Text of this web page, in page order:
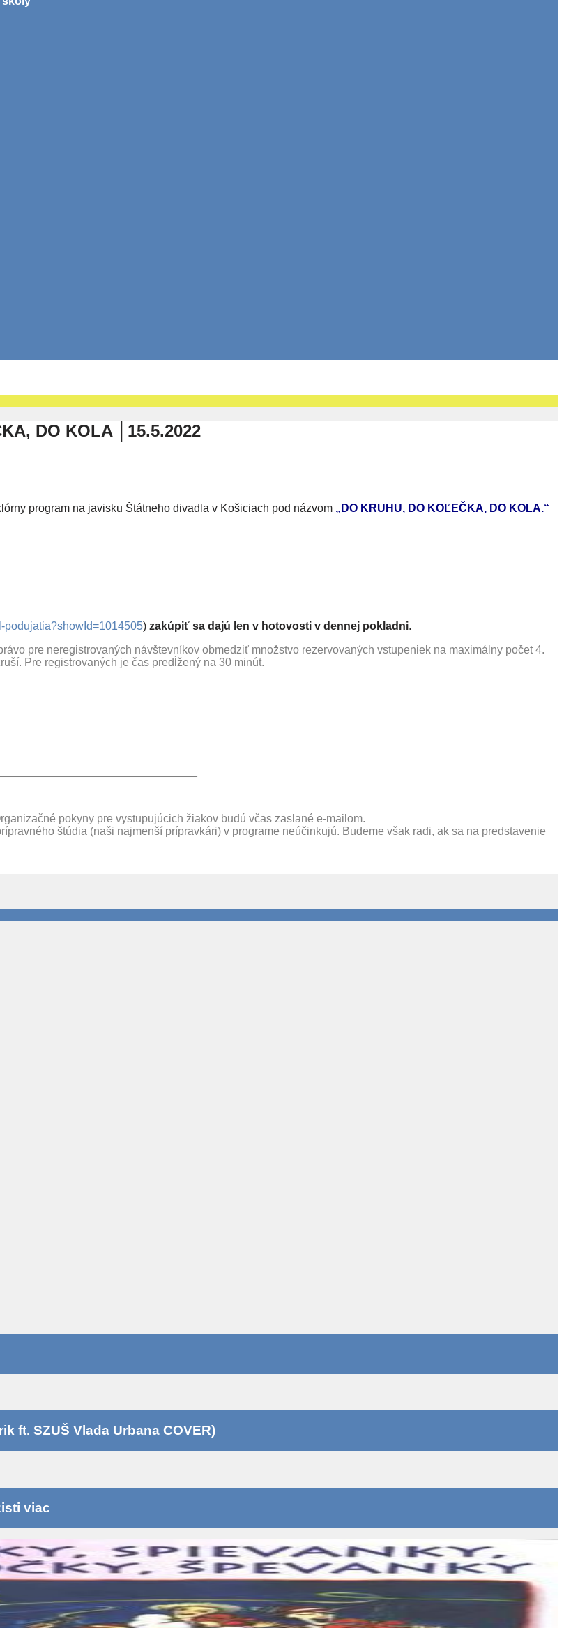
DO KOLA │15.5.2022
program na javisku Štátneho divadla v Košiciach pod názvom „DO KRUHU, DO KOĽEČKA, DO KOLA.“
podujatia?showId=1014505) zakúpiť sa dajú len v hotovosti v dennej pokladni.
pre neregistrovaných návštevníkov obmedziť množstvo rezervovaných vstupeniek na maximálny počet 4.
Pre registrovaných je čas predĺžený na 30 minút.
pokyny pre vystupujúcich žiakov budú včas zaslané e-mailom.
štúdia (naši najmenší prípravkári) v programe neúčinkujú. Budeme však radi, ak sa na predstavenie
ft. SZUŠ Vlada Urbana COVER)
viac